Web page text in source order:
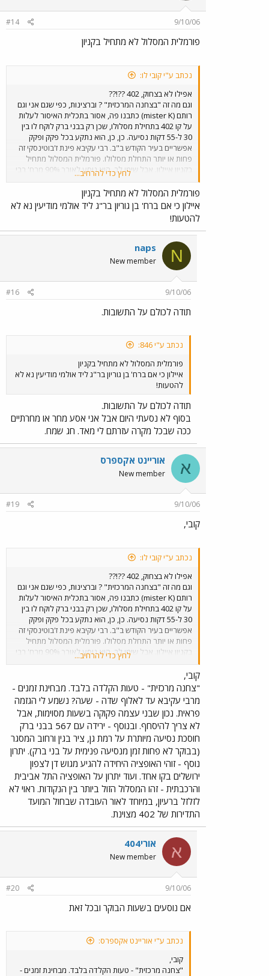
9/10/06
#14
פורמלית המסלול לא מתחיל בקניון
נכתב ע"י קובי לו:
אפילו לא בצחוק, 402 ??!??
וגם מה זה "בצחנה המרכזית" ? וברצינות, כפי שגם אני וגם
רותם (mister K) כתבנו פה, אסור בתכלית האיסור לעלות
על קו 402 בתחילת מסלולו, שכן רק בבני ברק לוקח לו בין
30 ל-55 דקות נסיעה. כן, כן, הוא נתקע בכל פקק ופקק
אפשריים בעיר הקודש ב"ב. רבי עקיבא פינת ז'בוטינסקי זה
פחות או יותר התחלת מסלולו. פורמלית המסלול מתחיל
בקניון איילון. אבל שימו לב, הוא נוסע לאורך 90% מרח' רבי
עקיבא, רחוב די עמוס ופקוק. אח"כ הוא פונה לחזון איש, גם
כן ציר לא הכי פנוי. בהמשך הוא נוסע לרח' עזרא ולרח'
נחמיה, עוד אתר די פקוק ובסוף מגיע לאזור קוקה קולה, עוד
אזור מקולל תעבורתית בעיר החרדים. כפי שרותם כתב פה
עקיבא - ז'בוטינסקי) ועד לאלוף שדה לקח שעה. או 947 או
רכבת מכפ"ס ועד ת"א מרכז ומשם 480.
לחץ כדי להרחיב...
פורמלית המסלול לא מתחיל בקניון
איילון כי אם ברח' בן גוריון בר"ג ליד אולמי מודיעין נא לא
להטעות!
N
naps
New member
9/10/06
#16
תודה לכולם על התשובות.
נכתב ע"י 846:
פורמלית המסלול לא מתחיל בקניון
איילון כי אם ברח' בן גוריון בר"ג ליד אולמי מודיעין נא לא
להטעות!
תודה לכולם על התשובות.
בסוף לא נסעתי היום אבל אני אסע מחר או מחרתיים
ככה שבכל מקרה עזרתם לי מאד. חג שמח.
א אוריינט אקספרס
New member
9/10/06
#19
קובי,
נכתב ע"י קובי לו:
אפילו לא בצחוק, 402 ??!??
וגם מה זה "בצחנה המרכזית" ? וברצינות, כפי שגם אני וגם
רותם (mister K) כתבנו פה, אסור בתכלית האיסור לעלות
על קו 402 בתחילת מסלולו, שכן רק בבני ברק לוקח לו בין
30 ל-55 דקות נסיעה. כן, כן, הוא נתקע בכל פקק ופקק
אפשריים בעיר הקודש ב"ב. רבי עקיבא פינת ז'בוטינסקי זה
פחות או יותר התחלת מסלולו. פורמלית המסלול מתחיל
בקניון איילון. אבל שימו לב, הוא נוסע לאורך 90% מרח' רבי
עקיבא, רחוב די עמוס ופקוק. אח"כ הוא פונה לחזון איש, גם
כן ציר לא הכי פנוי. בהמשך הוא נוסע לרח' עזרא ולרח'
נחמיה, עוד אתר די פקוק ובסוף מגיע לאזור קוקה קולה, עוד
אזור מקולל תעבורתית בעיר החרדים. כפי שרותם כתב פה
לפני חודשיים, רק מרח' בן גוריון (3 דקות נסיעה לפני רבי
עקיבא - ז'בוטינסקי) ועד לאלוף שדה לקח שעה. או 947 או
רכבת מכפ"ס ועד ת"א מרכז ומשם 480.
לחץ כדי להרחיב...
קובי,
"צחנה מרכזית" - טעות הקלדה בלבד. מבחינת זמנים -
מרבי עקיבא עד לאלוף שדה - שעה? נשמע לי הגזמה
פראית. נכון שבני עצמה פקוקה בשעות מסוימות, אבל
לא צריך להיסחף. ובנוסף - ירידה עם 567 בבני ברק
חוסכת נסיעה מיותרת על רמת גן, ציר בגין ורחוב המסגר
(בבוקר לא פחות זמן מנסיעה פנימית על בני ברק). יתרון
נוסף - זוהי האופציה היחידה להגיע מגוש דן לצפון
ירושלים בקו אחד. ועוד יתרון על האופציה התל אביבית
והרכבתית - זהו המסלול הזול ביותר בין הנקודות. ראוי לא
לזלזל ברעיון, במיוחד לאור העובדה שבחול המועד
התדירות של 402 מצוינת.
א אורי404
New member
9/10/06
#20
אם נוסעים בשעות הבוקר ובכל זאת
נכתב ע"י אוריינט אקספרס:
קובי,
"צחנה מרכזית" - טעות הקלדה בלבד. מבחינת זמנים -